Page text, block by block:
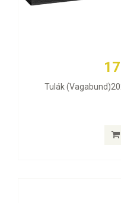
Tulák